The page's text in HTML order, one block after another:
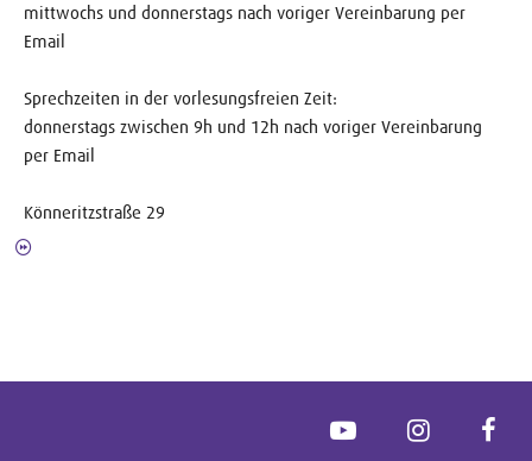
mittwochs und donnerstags nach voriger Vereinbarung per
Email
Sprechzeiten in der vorlesungsfreien Zeit:
donnerstags zwischen 9h und 12h nach voriger Vereinbarung
per Email
Könneritzstraße 29
YouTube Instagram